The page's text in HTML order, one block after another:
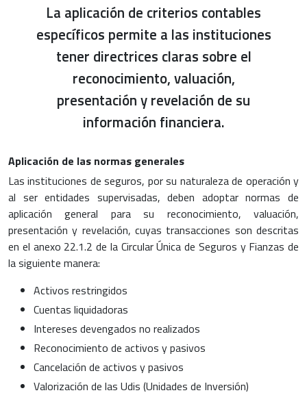
La aplicación de criterios contables
específicos permite a las instituciones
tener directrices claras sobre el
reconocimiento, valuación,
presentación y revelación de su
información financiera.
Aplicación de las normas generales
Las instituciones de seguros, por su naturaleza de operación y
al ser entidades supervisadas, deben adoptar normas de
aplicación general para su reconocimiento, valuación,
presentación y revelación, cuyas transacciones son descritas
en el anexo 22.1.2 de la Circular Única de Seguros y Fianzas de
la siguiente manera:
Activos restringidos
Cuentas liquidadoras
Intereses devengados no realizados
Reconocimiento de activos y pasivos
Cancelación de activos y pasivos
Valorización de las Udis (Unidades de Inversión)